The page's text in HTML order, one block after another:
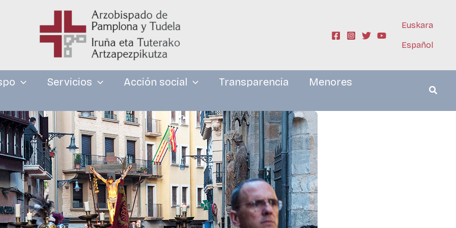
Euskara
Español
Servicios Acción social Transparencia
Menores